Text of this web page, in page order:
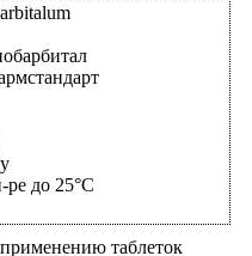
до 25°C